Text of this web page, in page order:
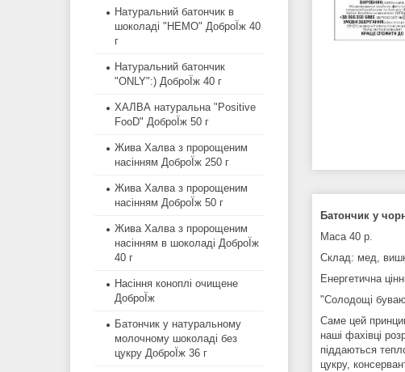
Батончик у
Маса 40 р.
Склад: мед,
Енергетична
"Солодощі
Саме цей
наші фахівці
піддаються
цукру,
Натуральний батончик в
шоколаді "HEMO" ДоброЇж 40
г
Натуральний батончик
"ONLY":) ДоброЇж 40 г
ХАЛВА натуральна "Positive
FooD" ДоброЇж 50 г
Жива Халва з пророщеним
насінням ДоброЇж 250 г
Жива Халва з пророщеним
насінням ДоброЇж 50 г
Жива Халва з пророщеним
насінням в шоколаді ДоброЇж
40 г
Насіння коноплі очищене
ДоброЇж
Батончик у натуральному
молочному шоколаді без
цукру ДоброЇж 36 г